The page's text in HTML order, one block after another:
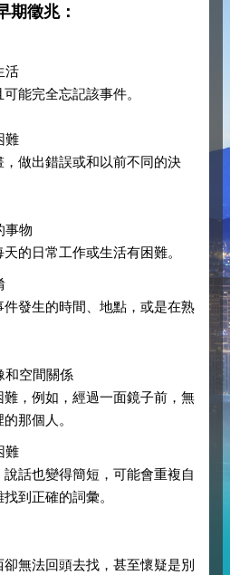
期徵兆：
活
能完全忘記該事件。
難
做出錯誤或和以前不同的決
事物
的日常工作或生活有困難。
發生的時間、地點，或是在熟
和空間關係
，例如，經過一面鏡子前，無
那個人。
難
話也變得簡短，可能會重複自
到正確的詞彙。
無法回頭去找，甚至懷疑是別